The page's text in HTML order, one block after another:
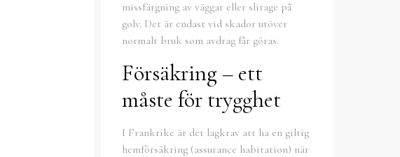
missfärgning av väggar eller slitage på
golv. Det är endast vid skador utöver
normalt bruk som avdrag får göras.
Försäkring – ett
måste för trygghet
I Frankrike är det lagkrav att ha en giltig
hemförsäkring (assurance habitation) när